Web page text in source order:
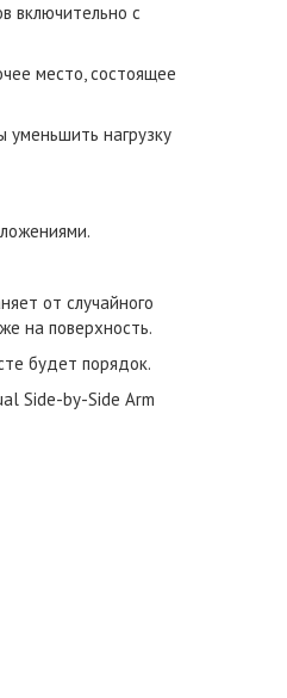
включительно c
место, состоящее
уменьшить нагрузку
от случайного
на поверхность.
будет порядок.
Side-by-Side Arm